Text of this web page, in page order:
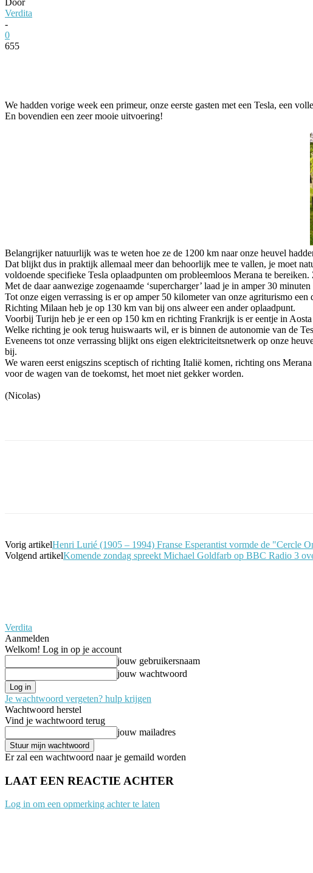
Verdita
-
0
655
We hadden vorige week een primeur, onze eerste gasten met een Tesla, een
En bovendien een zeer mooie uitvoering!
Belangrijker natuurlijk was te weten hoe ze de 1200 km naar onze heuvel
Dat blijkt dus in praktijk allemaal meer dan behoorlijk mee te vallen, je moet
voldoende specifieke Tesla oplaadpunten om probleemloos Merana te
Met de daar aanwezige zogenaamde ‘supercharger’ laad je in amper 30
Tot onze eigen verrassing is er op amper 50 kilometer van onze agriturismo
Richting Milaan heb je op 130 km van bij ons alweer een ander oplaadpunt.
Voorbij Turijn heb je er een op 150 km en richting Frankrijk is er eentje in
Welke richting je ook terug huiswaarts wil, er is binnen de autonomie van de
Eveneens tot onze verrassing blijkt ons eigen elektriciteitsnetwerk op onze
bij.
We waren eerst enigszins sceptisch of richting Italië komen, richting ons
voor de wagen van de toekomst, het moet niet gekker worden.
(Nicolas)
Vorig artikelHenri Lurié (1905 – 1994) Franse Esperantist vormde de "Cercle
Volgend artikelKomende zondag spreekt Michael Goldfarb op BBC Radio 3
Verdita
Aanmelden
Welkom! Log in op je account
jouw gebruikersnaam
jouw wachtwoord
Je wachtwoord vergeten? hulp krijgen
Wachtwoord herstel
Vind je wachtwoord terug
jouw mailadres
Er zal een wachtwoord naar je gemaild worden
LAAT EEN REACTIE ACHTER
Log in om een opmerking achter te laten